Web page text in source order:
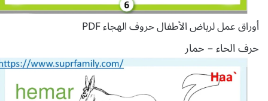
أوراق عمل لرياض الأطفال حروف الهجاء PDF
حرف الحاء – حمار